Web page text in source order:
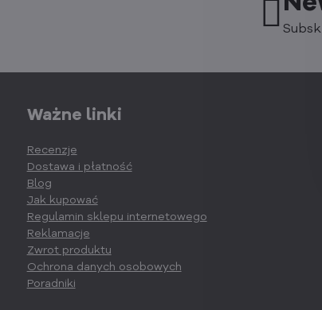
Ważne linki
Recenzje
Dostawa i płatność
Blog
Jak kupować
Regulamin sklepu internetowego
Reklamacje
Zwrot produktu
Ochrona danych osobowych
Poradniki